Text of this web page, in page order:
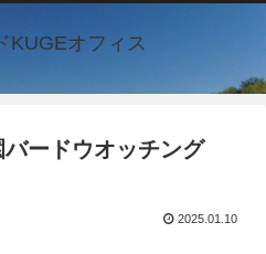
KUGEオフィス
ードウオッチング
2025.01.10